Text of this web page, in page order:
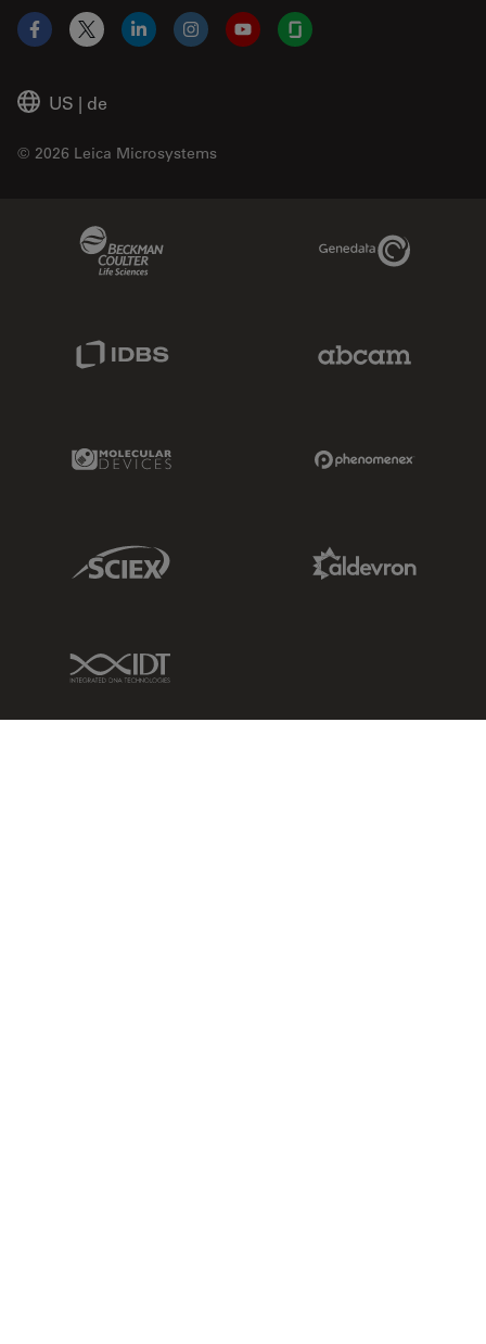
US | de
© 2026 Leica Microsystems
Facebook
X LinkedInInstagramYouTubeGlassdoor
Genedata Link
Molecular Devices Link
Sciex Link
IDT Link